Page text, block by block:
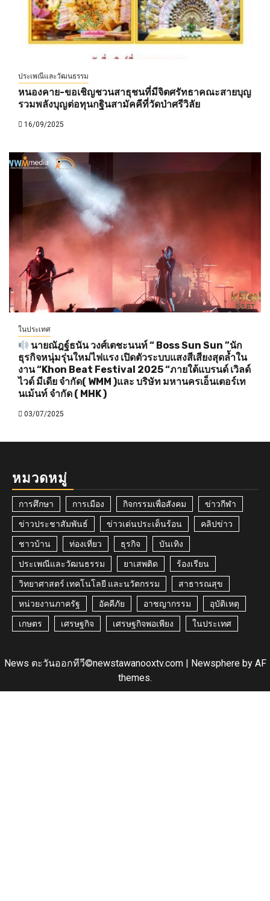
ประเพณีและวัฒนธรรม
หนองคาย-ขอเชิญชวนสาธุชนที่มีจิตศรัทธาคณะสายบุญ
รวมพลังบุญต่อทุนกฐินสามัคคีที่วัดป่าศรีวิลัย
16/09/2025
ในประเทศ
นายณัฎฐ์ธนัน วงศ์เตชะนนท์ “ Boss Sun Sun ”นัก
ธุรกิจหนุ่มรุ่นใหม่ไฟแรง เปิดตัวระบบแสงสีเสียงสุดล้ำใน
งาน “Khon Beat Festival 2025 “ภายใต้แบรนด์ เวิลด์
ไวด์ มีเดีย จำกัด( WMM )และ บริษัท มหานครเอ็นเตอร์เท
นเม้นท์ จำกัด ( MHK )
03/07/2025
หมวดหมู่
การศึกษา การเมือง กิจกรรมเพื่อสังคม ข่าวกีฬา
ข่าวประชาสัมพันธ์ ข่าวเด่นประเด็นร้อน คลิปข่าว
ชาวบ้าน ท่องเที่ยว ธุรกิจ บันเทิง
ประเพณีและวัฒนธรรม ยาเสพติด ร้องเรียน
วิทยาศาสตร์ เทคโนโลยี และนวัตกรรม สาธารณสุข
หน่วยงานภาครัฐ อัคคีภัย อาชญากรรม อุบัติเหตุ
เกษตร เศรษฐกิจ เศรษฐกิจพอเพียง ในประเทศ
News ตะวันออกทีวี©newstawanooxtv.com | Newsphereby AF
themes.